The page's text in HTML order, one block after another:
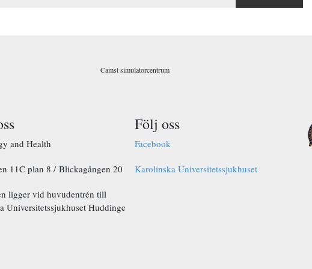
Camst simulatorcentrum
and Health
11C plan 8 / Blickagången 20
ligger vid huvudentrén till
Universitetssjukhuset Huddinge
Följ oss
Facebook
Karolinska Universitetssjukhuset